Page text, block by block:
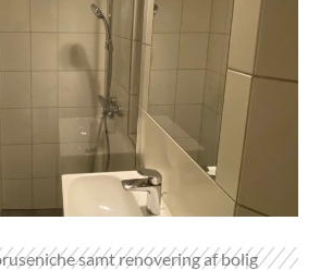
samt renovering af bolig